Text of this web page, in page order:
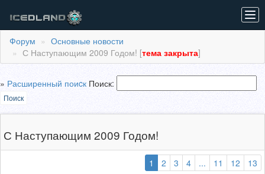
Форум
Основные новости
С Наступающим 2009 Годом! [тема закрыта]
» Расширенный поиcк Поиск:
Поиск
С Наступающим 2009 Годом!
1 (выбранная)
2 3 4 ... 11 12
13